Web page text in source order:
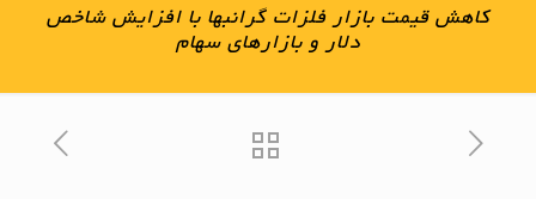
کاهش قیمت بازار فلزات گرانبها با افزایش شاخص
دلار و بازارهای سهام